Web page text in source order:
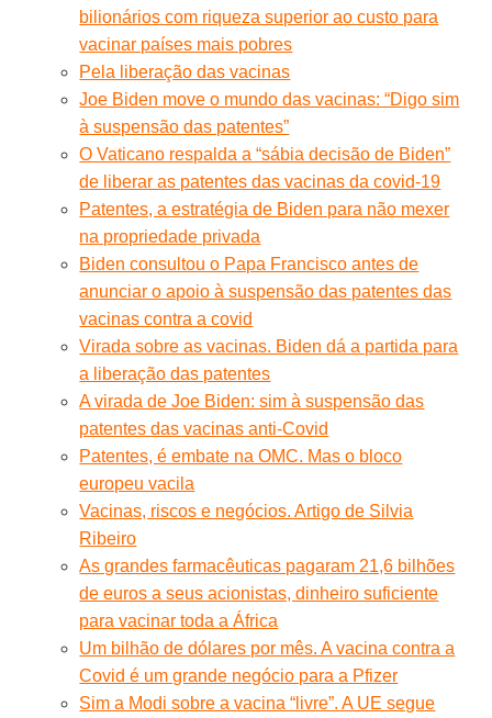
bilionários com riqueza superior ao custo para
vacinar países mais pobres
Pela liberação das vacinas
Joe Biden move o mundo das vacinas: “Digo sim
à suspensão das patentes”
O Vaticano respalda a “sábia decisão de Biden”
de liberar as patentes das vacinas da covid-19
Patentes, a estratégia de Biden para não mexer
na propriedade privada
Biden consultou o Papa Francisco antes de
anunciar o apoio à suspensão das patentes das
vacinas contra a covid
Virada sobre as vacinas. Biden dá a partida para
a liberação das patentes
A virada de Joe Biden: sim à suspensão das
patentes das vacinas anti-Covid
Patentes, é embate na OMC. Mas o bloco
europeu vacila
Vacinas, riscos e negócios. Artigo de Silvia
Ribeiro
As grandes farmacêuticas pagaram 21,6 bilhões
de euros a seus acionistas, dinheiro suficiente
para vacinar toda a África
Um bilhão de dólares por mês. A vacina contra a
Covid é um grande negócio para a Pfizer
Sim a Modi sobre a vacina “livre”. A UE segue